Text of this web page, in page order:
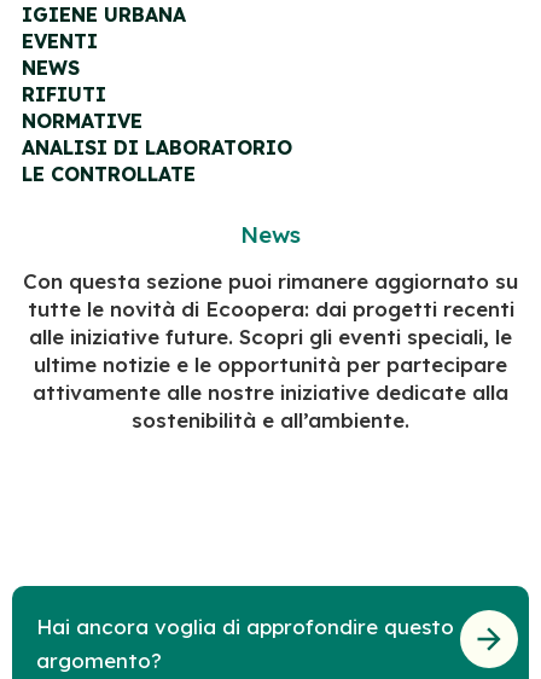
IGIENE URBANA
EVENTI
NEWS
RIFIUTI
NORMATIVE
ANALISI DI LABORATORIO
LE CONTROLLATE
News
Con questa sezione puoi rimanere aggiornato su
tutte le novità di Ecoopera: dai progetti recenti
alle iniziative future. Scopri gli eventi speciali, le
ultime notizie e le opportunità per partecipare
attivamente alle nostre iniziative dedicate alla
sostenibilità e all’ambiente.
Hai ancora voglia di approfondire questo
argomento?